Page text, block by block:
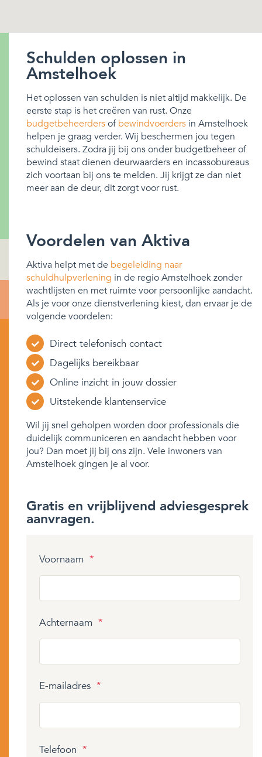
Schulden oplossen in
Amstelhoek
Het oplossen van schulden is niet altijd makkelijk. De
eerste stap is het creëren van rust. Onze
budgetbeheerdersofbewindvoerders in Amstelhoek
helpen je graag verder. Wij beschermen jou tegen
schuldeisers. Zodra jij bij ons onder budgetbeheer of
bewind staat dienen deurwaarders en incassobureaus
zich voortaan bij ons te melden. Jij krijgt ze dan niet
meer aan de deur, dit zorgt voor rust.
Voordelen van Aktiva
Aktiva helpt met de begeleiding naar
schuldhulpverlening in de regio Amstelhoek zonder
wachtlijsten en met ruimte voor persoonlijke aandacht.
Als je voor onze dienstverlening kiest, dan ervaar je de
volgende voordelen:
Direct telefonisch contact
Dagelijks bereikbaar
Online inzicht in jouw dossier
Uitstekende klantenservice
Wil jij snel geholpen worden door professionals die
duidelijk communiceren en aandacht hebben voor
jou? Dan moet jij bij ons zijn. Vele inwoners van
Amstelhoek gingen je al voor.
Gratis en vrijblijvend adviesgesprek
aanvragen.
Voornaam *
Achternaam *
E-mailadres *
Telefoon *